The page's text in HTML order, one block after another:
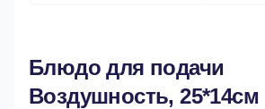
Блюдо для подачи
Воздушность, 25*14см